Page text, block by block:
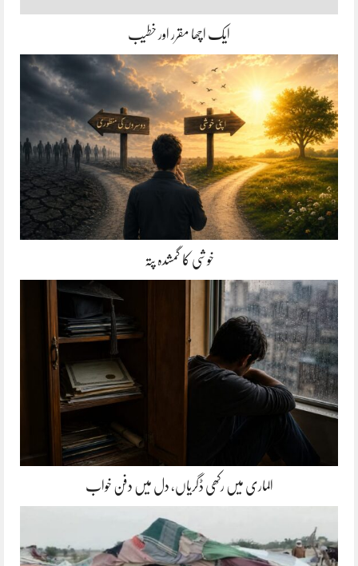
ایک اچھا مقرر اور خطیب
خوشی کا گمشدہ پتہ
الماری میں رکھی ڈگریاں، دل میں دفن خواب